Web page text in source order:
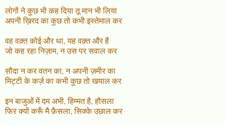
लोगों ने कुछ भी कह दिया तू मान भी लिया
अपनी ख़िरद का कुछ तो कभी इस्तेमाल कर
वह वक़्त कोई और था, यह वक़्त और है
जो कह रहा निज़ाम, न उस पर सवाल कर
सौदा न कर वतन का, न अपनी ज़मीर का
मिट्टी के कर्ज़ का कभी कुछ तो खयाल कर
इन बाजुओं में दम अभी, हिम्मत है, हौसला
फिर क्यों करूँ मै फ़ैसला, सिक्के उछाल कर